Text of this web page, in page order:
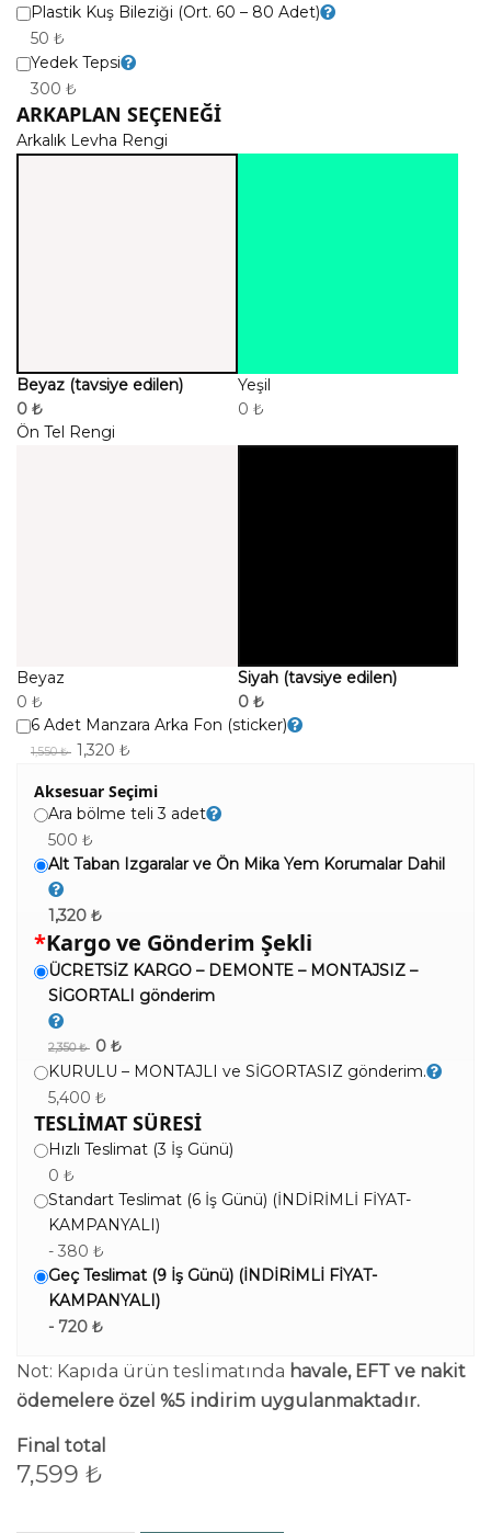
Plastik Kuş Bileziği (Ort. 60 – 80 Adet)
50 ₺
Yedek Tepsi
300 ₺
ARKAPLAN SEÇENEĞİ
Arkalık Levha Rengi
Beyaz (tavsiye edilen)
0 ₺
Yeşil
0 ₺
Ön Tel Rengi
Beyaz
0 ₺
Siyah (tavsiye edilen)
0 ₺
6 Adet Manzara Arka Fon (sticker)
1,550 ₺ 1,320 ₺
Aksesuar Seçimi
Ara bölme teli 3 adet
500 ₺
Alt Taban Izgaralar ve Ön Mika Yem Korumalar Dahil
1,320 ₺
*Kargo ve Gönderim Şekli
ÜCRETSİZ KARGO – DEMONTE – MONTAJSIZ –
SİGORTALI gönderim
2,350 ₺
0 ₺
KURULU – MONTAJLI ve SİGORTASIZ gönderim.
5,400 ₺
TESLİMAT SÜRESİ
Hızlı Teslimat (3 İş Günü)
0 ₺
Standart Teslimat (6 İş Günü) (İNDİRİMLİ FİYAT-
KAMPANYALI)
- 380 ₺
Geç Teslimat (9 İş Günü) (İNDİRİMLİ FİYAT-
KAMPANYALI)
- 720 ₺
Not: Kapıda ürün teslimatında havale, EFT ve nakit
ödemelere özel %5 indirim uygulanmaktadır.
Final total
7,599 ₺